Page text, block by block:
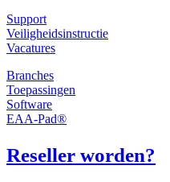
Support
Veiligheidsinstructie
Vacatures
Branches
Toepassingen
Software
EAA-Pad®
Reseller worden?